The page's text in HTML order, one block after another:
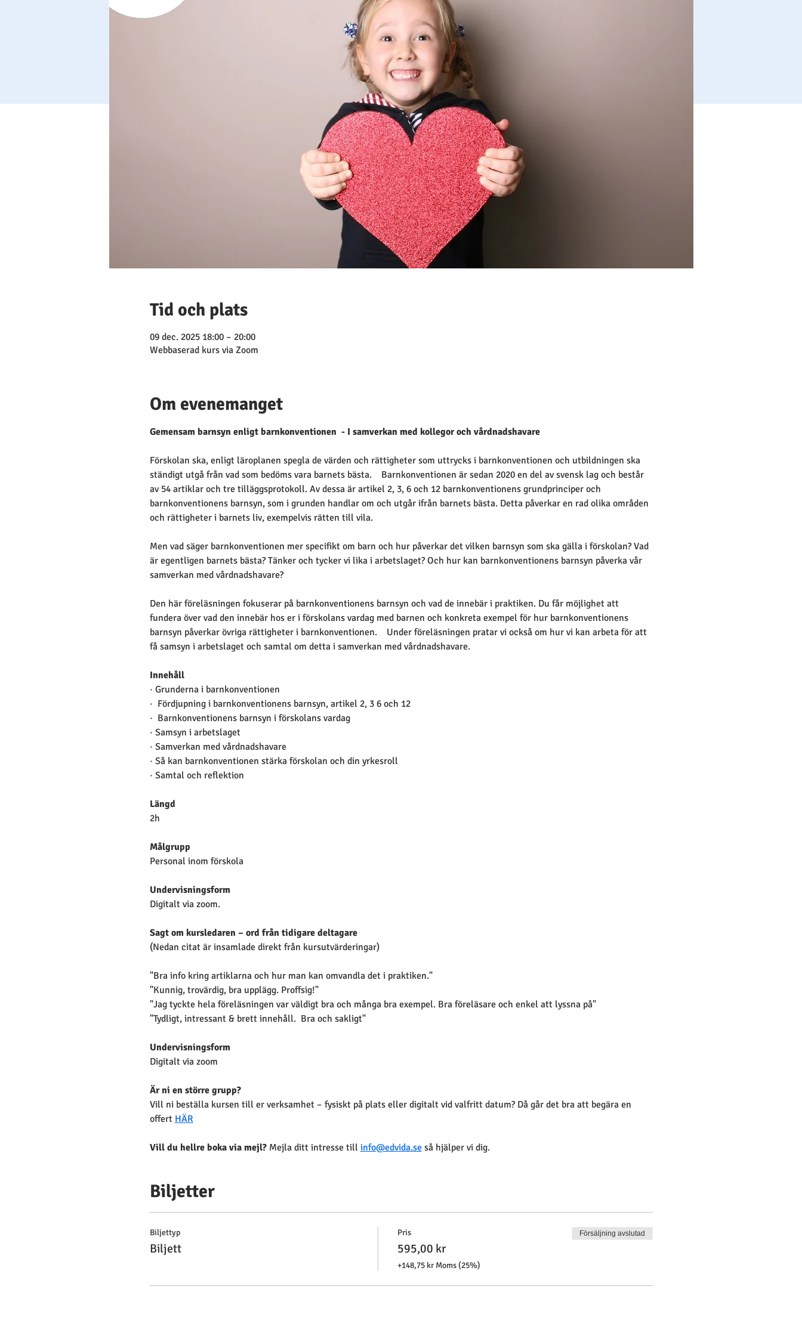
Tid och plats
09 dec. 2025 18:00 – 20:00
Webbaserad kurs via Zoom
Om evenemanget
Gemensam barnsyn enligt barnkonventionen  - I samverkan med kollegor och vårdnadshavare
Förskolan ska, enligt läroplanen spegla de värden och rättigheter som uttrycks i barnkonventionen och utbildningen ska
ständigt utgå från vad som bedöms vara barnets bästa.    Barnkonventionen är sedan 2020 en del av svensk lag och består
av 54 artiklar och tre tilläggsprotokoll. Av dessa är artikel 2, 3, 6 och 12 barnkonventionens grundprinciper och
barnkonventionens barnsyn, som i grunden handlar om och utgår ifrån barnets bästa. Detta påverkar en rad olika områden
och rättigheter i barnets liv, exempelvis rätten till vila.
Men vad säger barnkonventionen mer specifikt om barn och hur påverkar det vilken barnsyn som ska gälla i förskolan? Vad
är egentligen barnets bästa? Tänker och tycker vi lika i arbetslaget? Och hur kan barnkonventionens barnsyn påverka vår
samverkan med vårdnadshavare?
Den här föreläsningen fokuserar på barnkonventionens barnsyn och vad de innebär i praktiken. Du får möjlighet att
fundera över vad den innebär hos er i förskolans vardag med barnen och konkreta exempel för hur barnkonventionens
barnsyn påverkar övriga rättigheter i barnkonventionen.    Under föreläsningen pratar vi också om hur vi kan arbeta för att
få samsyn i arbetslaget och samtal om detta i samverkan med vårdnadshavare.
Innehåll
· Grunderna i barnkonventionen
·  Fördjupning i barnkonventionens barnsyn, artikel 2, 3 6 och 12
·  Barnkonventionens barnsyn i förskolans vardag
· Samsyn i arbetslaget
· Samverkan med vårdnadshavare
· Så kan barnkonventionen stärka förskolan och din yrkesroll
· Samtal och reflektion
Längd
2h
Målgrupp
Personal inom förskola
Undervisningsform
Digitalt via zoom.
Sagt om kursledaren – ord från tidigare deltagare
(Nedan citat är insamlade direkt från kursutvärderingar)
"Bra info kring artiklarna och hur man kan omvandla det i praktiken."
"Kunnig, trovärdig, bra upplägg. Proffsig!"
"Jag tyckte hela föreläsningen var väldigt bra och många bra exempel. Bra föreläsare och enkel att lyssna på"
"Tydligt, intressant & brett innehåll.  Bra och sakligt"
Undervisningsform
Digitalt via zoom
Är ni en större grupp?
Vill ni beställa kursen till er verksamhet – fysiskt på plats eller digitalt vid valfritt datum? Då går det bra att begära en
offert HÄR
Vill du hellre boka via mejl? Mejla ditt intresse till info@edvida.se så hjälper vi dig.
Biljetter
Biljettyp
Biljett
Pris
595,00 kr
+148,75 kr Moms (25%)
Försäljning avslutad